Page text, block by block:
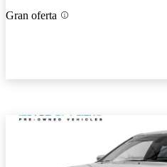
Gran oferta